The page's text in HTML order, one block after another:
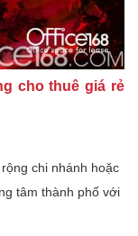
cho thuê giá rẻ
chi nhánh hoặc
tâm thành phố với